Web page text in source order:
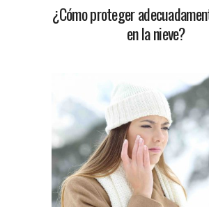
¿Cómo proteger
en la nieve?